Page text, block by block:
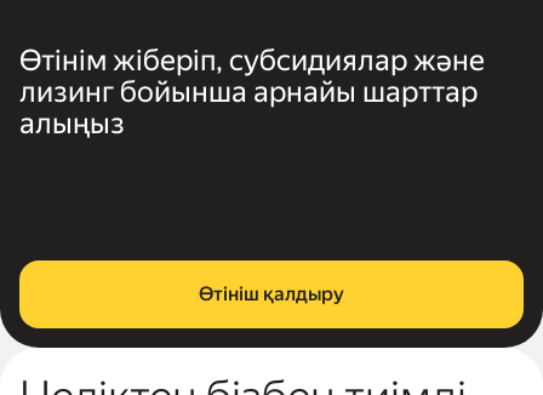
Өтінім жіберіп, субсидиялар және
лизинг бойынша арнайы шарттар
алыңыз
Өтініш қалдыру